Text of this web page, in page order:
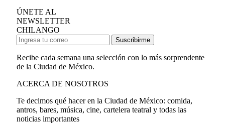
ÚNETE AL
NEWSLETTER
CHILANGO
Suscribirme
Recibe cada semana una selección con lo más sorprendente
de la Ciudad de México.
ACERCA DE NOSOTROS
Te decimos qué hacer en la Ciudad de México: comida,
antros, bares, música, cine, cartelera teatral y todas las
noticias importantes